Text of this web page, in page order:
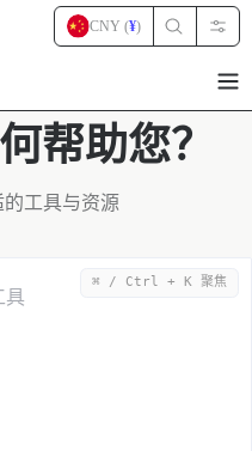
CNY (¥)
帮助您？
工具与资源
具
⌘ / Ctrl + K 聚焦